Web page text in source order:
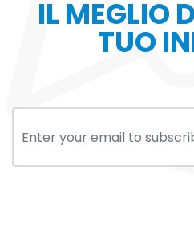
IL MEGLIO
TUO